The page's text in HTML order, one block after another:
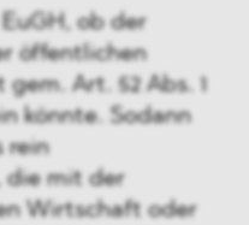
ob der
öffentlichen
Art. 52 Abs. 1
könnte. Sodann
rein
die mit der
Wirtschaft oder